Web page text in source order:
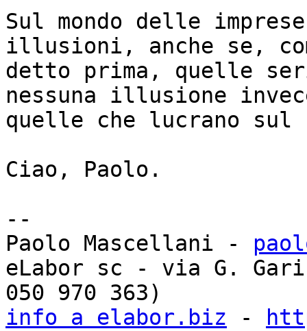
Sul mondo delle
illusioni, anche se,
detto prima, quelle
nessuna illusione
quelle che lucrano
Ciao, Paolo.
--
Paolo Mascellani -
eLabor sc - via G.
info a elabor.biz -